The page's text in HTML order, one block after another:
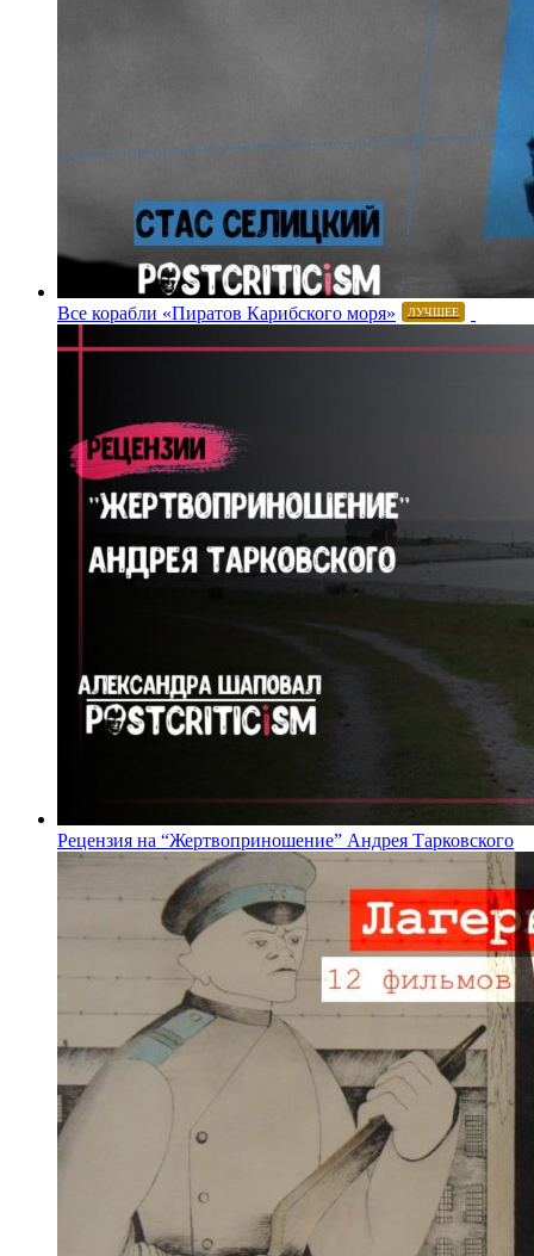
Все корабли «Пиратов Карибского моря» ЛУЧШЕЕ
Рецензия на “Жертвоприношение” Андрея Тарковского